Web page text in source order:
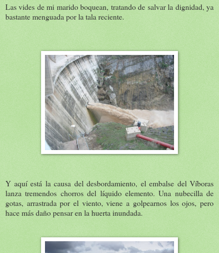
Las vides de mi marido boquean, tratando de salvar la dignidad, ya
bastante menguada por la tala reciente.
Y aquí está la causa del desbordamiento, el embalse del Víboras
lanza tremendos chorros del líquido elemento. Una nubecilla de
gotas, arrastrada por el viento, viene a golpearnos los ojos, pero
hace más daño pensar en la huerta inundada.